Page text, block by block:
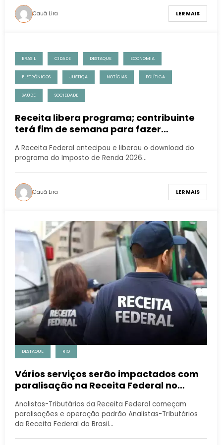
Cauã Lira LER MAIS
BRASIL CIDADE DESTAQUE ECONOMIA
ELETRÔNICOS JUSTIÇA NOTÍCIAS POLÍTICA
SAÚDE SOCIEDADE
Receita libera programa; contribuinte
terá fim de semana para fazer
A Receita Federal antecipou e liberou o download do
programa do Imposto de Renda 2026…
Cauã Lira LER MAIS
DESTAQUE RIO
Vários serviços serão impactados com
paralisação na Receita Federal no
Analistas-Tributários da Receita Federal começam
paralisações e operação padrão Analistas-Tributários
da Receita Federal do Brasil…